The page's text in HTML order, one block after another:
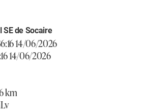
SE de Socaire
14/06/2026
14/06/2026
km